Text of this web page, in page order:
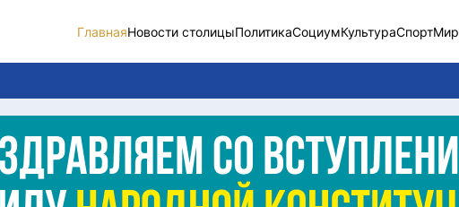
ГлавнаяНовости столицыПолитикаСоциумКультураСпортМир
Новости столицы